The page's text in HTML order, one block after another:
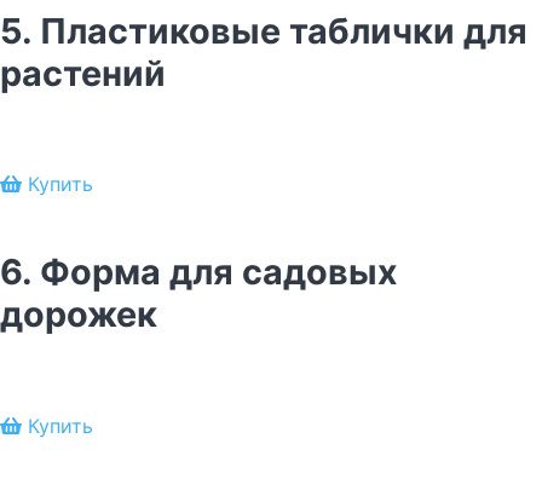
5. Пластиковые таблички для
растений
Купить
6. Форма для садовых
дорожек
Купить